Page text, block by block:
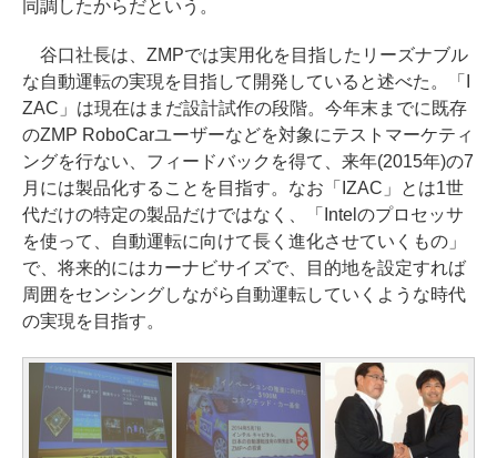
同調したからだという。
谷口社長は、ZMPでは実用化を目指したリーズナブル
な自動運転の実現を目指して開発していると述べた。「I
ZAC」は現在はまだ設計試作の段階。今年末までに既存
のZMP RoboCarユーザーなどを対象にテストマーケティ
ングを行ない、フィードバックを得て、来年(2015年)の7
月には製品化することを目指す。なお「IZAC」とは1世
代だけの特定の製品だけではなく、「Intelのプロセッサ
を使って、自動運転に向けて長く進化させていくもの」
で、将来的にはカーナビサイズで、目的地を設定すれば
周囲をセンシングしながら自動運転していくような時代
の実現を目指す。